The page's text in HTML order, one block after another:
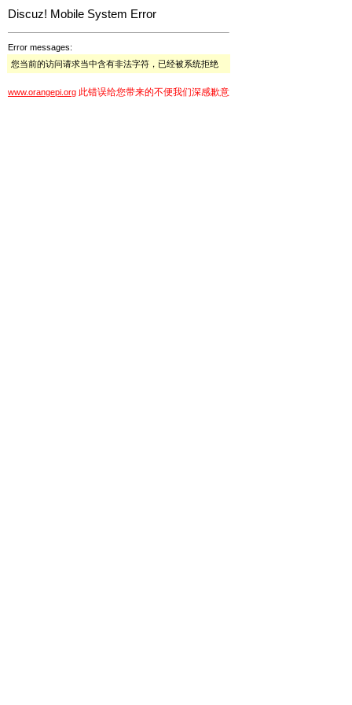
Discuz! Mobile System Error
Error messages:
您当前的访问请求当中含有非法字符，已经被系统拒绝
www.orangepi.org 此错误给您带来的不便我们深感歉意